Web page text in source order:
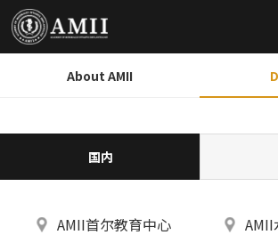
About AMII
国内
AMII首尔教育中心